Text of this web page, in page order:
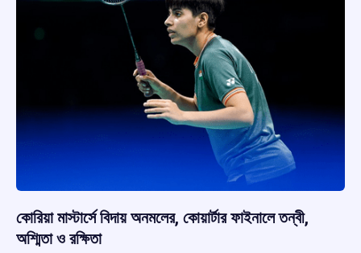
কোরিয়া মাস্টার্সে বিদায় অনমলের, কোয়ার্টার ফাইনালে তন্বী,
অশ্মিতা ও রক্ষিতা